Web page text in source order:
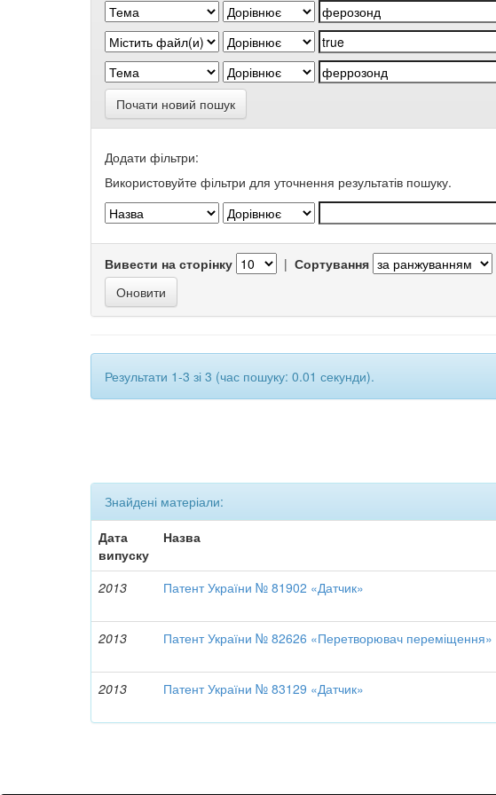
Почати новий пошук
Додати фільтри:
Використовуйте фільтри для уточнення результатів пошуку.
Вивести на сторінку | Сортування
Результати 1-3 зі 3 (час пошуку: 0.01 секунди).
Знайдені матеріали:
Дата
випуску
Назва
2013 Патент України № 81902 «Датчик»
2013
Патент України № 82626 «Перетворювач переміщення»
2013
Патент України № 83129 «Датчик»